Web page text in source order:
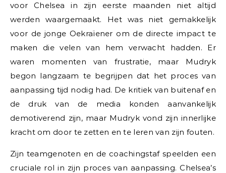
voor Chelsea in zijn eerste maanden niet altijd
werden waargemaakt. Het was niet gemakkelijk
voor de jonge Oekraïener om de directe impact te
maken die velen van hem verwacht hadden. Er
waren momenten van frustratie, maar Mudryk
begon langzaam te begrijpen dat het proces van
aanpassing tijd nodig had. De kritiek van buitenaf en
de druk van de media konden aanvankelijk
demotiverend zijn, maar Mudryk vond zijn innerlijke
kracht om door te zetten en te leren van zijn fouten.
Zijn teamgenoten en de coachingstaf speelden een
cruciale rol in zijn proces van aanpassing. Chelsea’s